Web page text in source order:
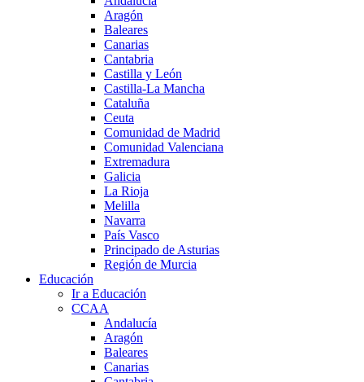
Aragón
Baleares
Canarias
Cantabria
Castilla y León
Castilla-La Mancha
Cataluña
Ceuta
Comunidad de Madrid
Comunidad Valenciana
Extremadura
Galicia
La Rioja
Melilla
Navarra
País Vasco
Principado de Asturias
Región de Murcia
Educación
Ir a Educación
CCAA
Andalucía
Aragón
Baleares
Canarias